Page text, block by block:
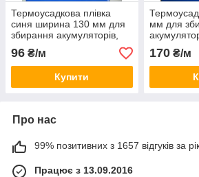
Термоусадкова плівка
синя ширина 130 мм для
збирання акумуляторів,
ціна за 1 метр
96 ₴/м
Купити
мм для
метр
170₴/м
Про нас
99% позитивних з 1657 відгуків за
Працює з 13.09.2016